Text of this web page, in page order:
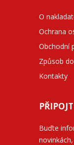
O
Ochrana
Obchodní
Způsob
Kontakty
Buďte